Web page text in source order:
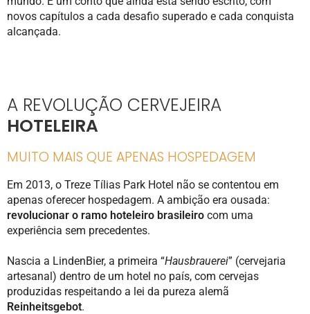
novos capítulos a cada desafio superado e cada conquista
alcançada.
A REVOLUÇÃO CERVEJEIRA
HOTELEIRA
MUITO MAIS QUE APENAS HOSPEDAGEM
Em 2013, o Treze Tílias Park Hotel não se contentou em
apenas oferecer hospedagem. A ambição era ousada:
revolucionar o ramo hoteleiro brasileiro com uma
experiência sem precedentes.
Nascia a LindenBier, a primeira “Hausbrauerei” (cervejaria
artesanal) dentro de um hotel no país, com cervejas
produzidas respeitando a lei da pureza alemã
Reinheitsgebot.